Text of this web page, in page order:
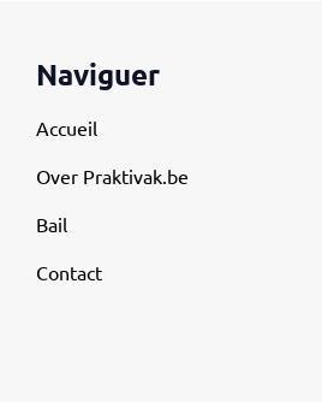
Naviguer
Accueil
Over Praktivak.be
Bail
Contact